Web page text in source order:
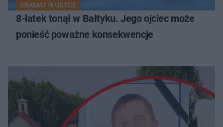
DRAMAT W USTCE
8-latek tonął w Bałtyku. Jego ojciec może
ponieść poważne konsekwencje